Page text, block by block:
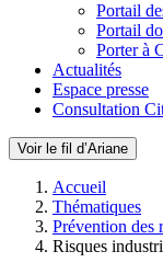
Portail
Portail
Porter à
Actualités
Espace presse
Consultation
Voir le fil d’Ariane
Accueil
Thématiques
Prévention des
Risques